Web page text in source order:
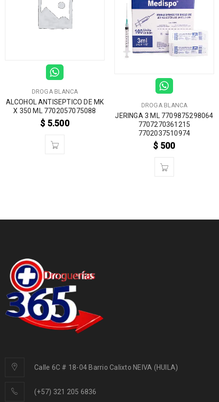
DROGA BLANCA
ALCOHOL ANTISEPTICO DE MK
X 350 ML 7702057075088
$ 5.500
DROGA BLANCA
JERINGA 3 ML 7709875298064
7707270361215
7702037510974
$ 500
Calle 6C # 18-04 Barrio Calixto NEIVA (HUILA)
(+57) 321 205 6836